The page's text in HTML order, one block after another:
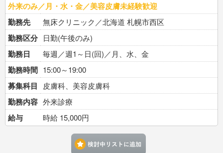
外来のみ／月・水・金／美容皮膚未経験歓迎
勤務先
無床クリニック／北海道 札幌市西区
勤務区分 日勤(午後のみ)
勤務日 毎週／週1～日(回)／月、水、金
勤務時間 15:00～19:00
募集科目 皮膚科、美容皮膚科
勤務内容 外来診療
給与 時給 15,000円